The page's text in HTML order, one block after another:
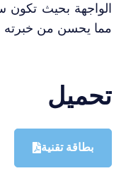
الواجهة بحيث تكون
مما يحسن من خبرته
تحميل
بطاقة تقنية